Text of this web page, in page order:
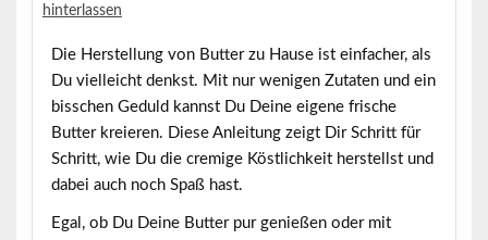
hinterlassen
Die Herstellung von Butterzu Hause ist einfacher, als
Du vielleicht denkst. Mit nur wenigen Zutaten und ein
bisschen Geduld kannst Du Deine eigene frische
Butter kreieren. Diese Anleitung zeigt Dir Schritt für
Schritt, wie Du die cremige Köstlichkeit herstellst und
dabei auch noch Spaß hast.
Egal, ob Du Deine Butter pur genießen oder mit